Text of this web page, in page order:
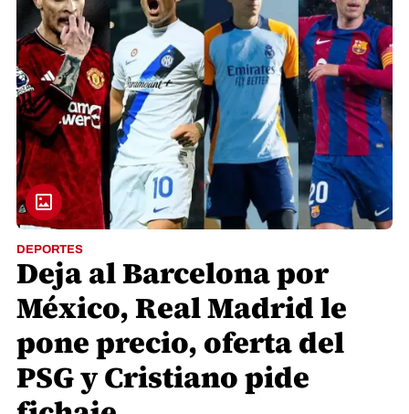
DEPORTES
Deja al Barcelona por
México, Real Madrid le
pone precio, oferta del
PSG y Cristiano pide